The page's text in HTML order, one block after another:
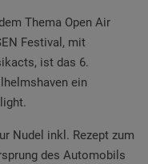
Thema Open Air
Festival, mit
ist das 6.
ein
Nudel inkl. Rezept zum
des Automobils